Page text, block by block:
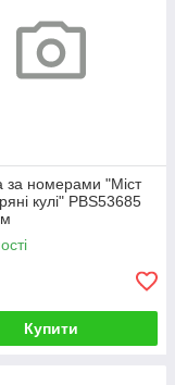
за номерами "Міст
кулі" PBS53685
Купити